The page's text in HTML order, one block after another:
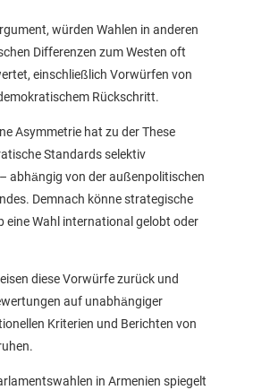
würden Wahlen in anderen
Differenzen zum Westen oft
einschließlich Vorwürfen von
Rückschritt.
Asymmetrie hat zu der These
Standards selektiv
abhängig von der außenpolitischen
Demnach könne strategische
eine Wahl international gelobt oder
diese Vorwürfe zurück und
auf unabhängiger
Kriterien und Berichten von
in Armenien spiegelt